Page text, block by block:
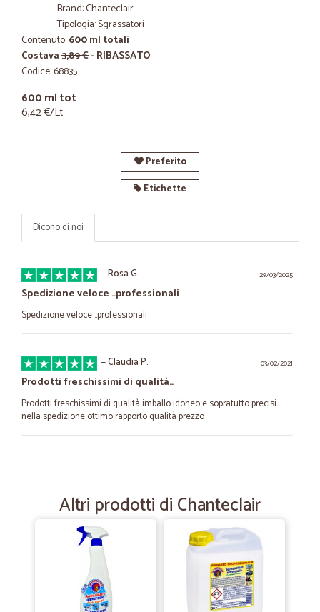
Brand: Chanteclair
Tipologia: Sgrassatori
Contenuto:600 ml totali
Costava3,89 €- RIBASSATO
Codice: 68835
600 ml tot
6,42 €/Lt
Preferito
Etichette
Dicono di noi
29/03/2025
—Rosa G.
Spedizione veloce ..professionali
Spedizione veloce ..professionali
03/02/2021
—Claudia P.
Prodotti freschissimi di qualità…
Prodotti freschissimi di qualità imballo idoneo e sopratutto precisi
nella spedizione ottimo rapporto qualità prezzo
Sempre disponibili; veloci e precisi
—
Prodotti freschi e spedizione veloce, peccato che non si possano
acquistare surgelati
Altri prodotti di Chanteclair